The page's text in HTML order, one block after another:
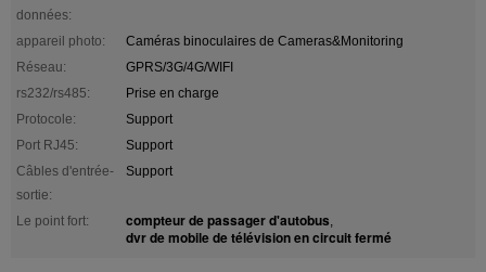
données:
appareil photo:
Caméras binoculaires de Cameras&Monitoring
Réseau:
GPRS/3G/4G/WIFI
rs232/rs485:
Prise en charge
Protocole:
Support
Port RJ45:
Support
Câbles d'entrée-
sortie:
Support
Le point fort: compteur de passager d'autobus,
dvr de mobile de télévision en circuit fermé